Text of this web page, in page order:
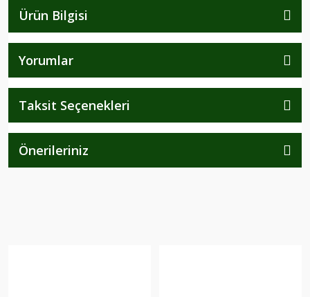
Ürün Bilgisi
Yorumlar
Taksit Seçenekleri
Önerileriniz